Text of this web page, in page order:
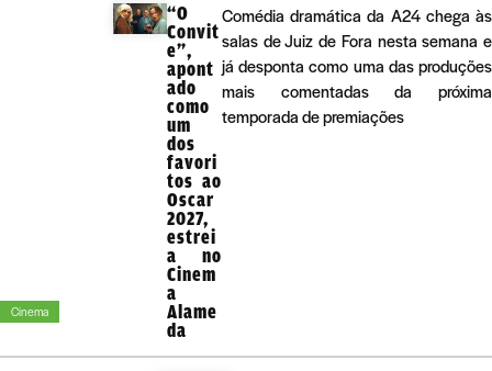
Cinema
“O
Convit
e”,
apont
ado
como
um
dos
favori
tos ao
Oscar
2027,
estrei
a no
Cinem
a
Alame
da
Comédia dramática da A24 chega às
salas de Juiz de Fora nesta semana e
já desponta como uma das produções
mais comentadas da próxima
temporada de premiações